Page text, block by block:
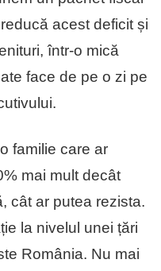
acest deficit și
într-o mică
face de pe o zi pe
familie care ar
mai mult decât
cât ar putea rezista.
la nivelul unei țări
România. Nu mai